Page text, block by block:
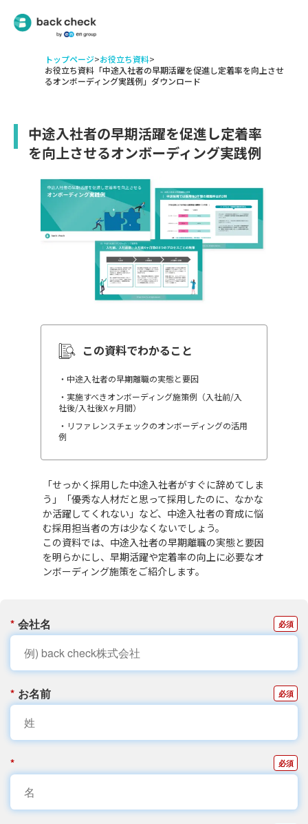
トップページ>お役立ち資料>
お役立ち資料「中途入社者の早期活躍を促進し定着率を向上させ
るオンボーディング実践例」ダウンロード
中途入社者の早期活躍を促進し定着率
を向上させるオンボーディング実践例
この資料でわかること
・中途入社者の早期離職の実態と要因
・実施すべきオンボーディング施策例（入社前/入
社後/入社後Xヶ月間）
・リファレンスチェックのオンボーディングの活用
例
「せっかく採用した中途入社者がすぐに辞めてしま
う」「優秀な人材だと思って採用したのに、なかな
か活躍してくれない」など、中途入社者の育成に悩
む採用担当者の方は少なくないでしょう。
この資料では、中途入社者の早期離職の実態と要因
を明らかにし、早期活躍や定着率の向上に必要なオ
ンボーディング施策をご紹介します。
* 会社名
* お名前
*